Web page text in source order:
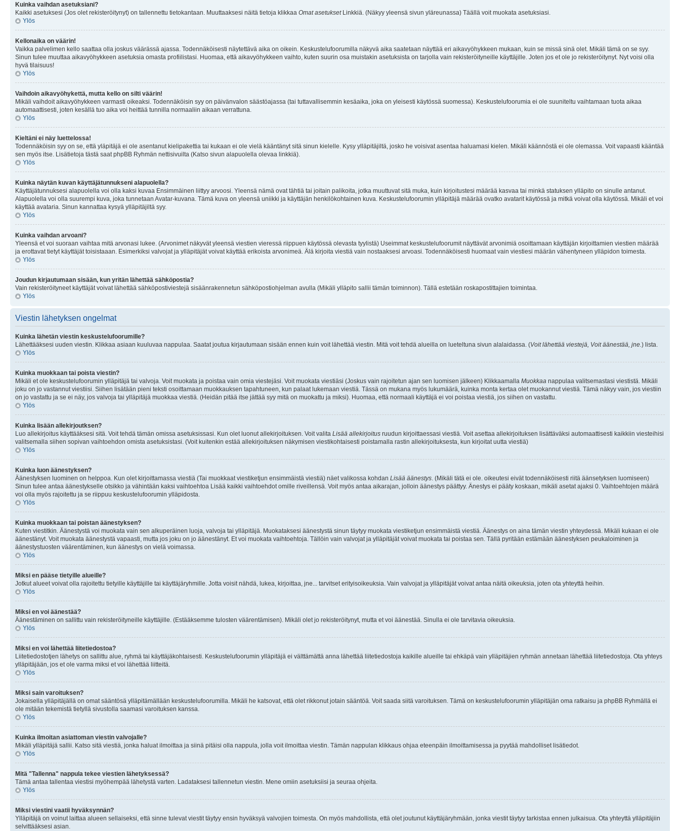
Kuinka vaihdan asetuksiani?
Kaikki asetuksesi (Jos olet rekisteröitynyt) on tallennettu tietokantaan. Muuttaaksesi näitä tietoja klikkaa Omat asetuksetLinkkiä. (Näkyy yleensä sivun yläreunassa) Täällä voit muokata asetuksiasi.
Ylös
Kellonaika on väärin!
Vaikka palvelimen kello saattaa olla joskus väärässä ajassa. Todennäköisesti näytettävä aika on oikein. Keskustelufoorumilla näkyvä aika saatetaan näyttää eri aikavyöhykkeen mukaan, kuin se missä sinä olet. Mikäli tämä on se syy.
Sinun tulee muuttaa aikavyöhykkeen asetuksia omasta profiilistasi. Huomaa, että aikavyöhykkeen vaihto, kuten suurin osa muistakin asetuksista on tarjolla vain rekisteröityneille käyttäjille. Joten jos et ole jo rekisteröitynyt. Nyt voisi olla
hyvä tilaisuus!
Ylös
Vaihdoin aikavyöhykettä, mutta kello on silti väärin!
Mikäli vaihdoit aikavyöhykkeen varmasti oikeaksi. Todennäköisin syy on päivänvalon säästöajassa (tai tuttavallisemmin kesäaika, joka on yleisesti käytössä suomessa). Keskustelufoorumia ei ole suuniteltu vaihtamaan tuota aikaa
automaattisesti, joten kesällä tuo aika voi heittää tunnilla normaaliin aikaan verrattuna.
Ylös
Kieltäni ei näy luettelossa!
Todennäköisin syy on se, että yläpitäjä ei ole asentanut kielipakettia tai kukaan ei ole vielä kääntänyt sitä sinun kielelle. Kysy ylläpitäjiltä, josko he voisivat asentaa haluamasi kielen. Mikäli käännöstä ei ole olemassa. Voit vapaasti kääntää
sen myös itse. Lisätietoja tästä saat phpBB Ryhmän nettisivuilta (Katso sivun alapuolella olevaa linkkiä).
Ylös
Kuinka näytän kuvan käyttäjätunnukseni alapuolella?
Käyttäjätunnuksesi alapuolella voi olla kaksi kuvaa Ensimmäinen liittyy arvoosi. Yleensä nämä ovat tähtiä tai joitain palikoita, jotka muuttuvat sitä muka, kuin kirjoitustesi määrää kasvaa tai minkä statuksen ylläpito on sinulle antanut.
Alapuolella voi olla suurempi kuva, joka tunnetaan Avatar-kuvana. Tämä kuva on yleensä uniikki ja käyttäjän henkilökohtainen kuva. Keskustelufoorumin ylläpitäjä määrää ovatko avatarit käytössä ja mitkä voivat olla käytössä. Mikäli et voi
käyttää avataria. Sinun kannattaa kysyä ylläpitäjiltä syy.
Ylös
Kuinka vaihdan arvoani?
Yleensä et voi suoraan vaihtaa mitä arvonasi lukee. (Arvonimet näkyvät yleensä viestien vieressä riippuen käytössä olevasta tyylistä) Useimmat keskustelufoorumit näyttävät arvonimiä osoittamaan käyttäjän kirjoittamien viestien määrää
ja erottavat tietyt käyttäjät toisistaaan. Esimerkiksi valvojat ja ylläpitäjät voivat käyttää erikoista arvonimeä. Älä kirjoita viestiä vain nostaaksesi arvoasi. Todennäköisesti huomaat vain viestiesi määrän vähentyneen ylläpidon toimesta.
Ylös
Joudun kirjautumaan sisään, kun yritän lähettää sähköpostia?
Vain rekisteröityneet käyttäjät voivat lähettää sähköpostiviestejä sisäänrakennetun sähköpostiohjelman avulla (Mikäli ylläpito sallii tämän toiminnon). Tällä estetään roskapostittajien toimintaa.
Ylös
Viestin lähetyksen ongelmat
Kuinka lähetän viestin keskustelufoorumille?
Lähettääksesi uuden viestin. Klikkaa asiaan kuuluvaa nappulaa. Saatat joutua kirjautumaan sisään ennen kuin voit lähettää viestin. Mitä voit tehdä alueilla on lueteltuna sivun alalaidassa. (Voit lähettää viestejä, Voit äänestää, jne. ) lista.
Ylös
Kuinka muokkaan tai poista viestin?
Mikäli et ole keskustelufoorumin ylläpitäjä tai valvoja. Voit muokata ja poistaa vain omia viestejäsi. Voit muokata viestiäsi (Joskus vain rajoitetun ajan sen luomisen jälkeen) Klikkaamalla Muokkaa nappulaa valitsemastasi viestistä. Mikäli
joku on jo vastannut viestiisi. Siihen lisätään pieni teksti osoittamaan muokkauksen tapahtuneen, kun palaat lukemaan viestiä. Tässä on mukana myös lukumäärä, kuinka monta kertaa olet muokannut viestiä. Tämä näkyy vain, jos viestiin
on jo vastattu ja se ei näy, jos valvoja tai ylläpitäjä muokkaa viestiä. (Heidän pitää itse jättää syy mitä on muokattu ja miksi). Huomaa, että normaali käyttäjä ei voi poistaa viestiä, jos siihen on vastattu.
Ylös
Kuinka lisään allekirjoutksen?
Luo allekirjoitus käyttääksesi sitä. Voit tehdä tämän omissa asetuksissasi. Kun olet luonut allekirjoituksen. Voit valita Lisää allekirjoitus ruudun kirjoittaessasi viestiä. Voit asettaa allekirjoituksen lisättäväksi automaattisesti kaikkiin viesteihisi
valitsemalla siihen sopivan vaihtoehdon omista asetuksistasi. (Voit kuitenkin estää allekirjoituksen näkymisen viestikohtaisesti poistamalla rastin allekirjoituksesta, kun kirjoitat uutta viestiä)
Ylös
Kuinka luon äänestyksen?
Äänestyksen luominen on helppoa. Kun olet kirjoittamassa viestiä (Tai muokkaat viestiketjun ensimmäistä viestiä) näet valikossa kohdan Lisää äänestys . (Mikäli tätä ei ole. oikeutesi eivät todennäköisesti riitä äänsetyksen luomiseen)
Sinun tulee antaa äänestykselle otsikko ja vähintään kaksi vaihtoehtoa Lisää kaikki vaihtoehdot omille riveillensä. Voit myös antaa aikarajan, jolloin äänestys päättyy. Änestys ei pääty koskaan, mikäli asetat ajaksi 0. Vaihtoehtojen määrä
voi olla myös rajoitettu ja se riippuu keskustelufoorumin ylläpidosta.
Ylös
Kuinka muokkaan tai poistan äänestyksen?
Kuten viestitkin. Äänestystä voi muokata vain sen alkuperäinen luoja, valvoja tai ylläpitäjä. Muokataksesi äänestystä sinun täytyy muokata viestiketjun ensimmäistä viestiä. Äänestys on aina tämän viestin yhteydessä. Mikäli kukaan ei ole
äänestänyt. Voit muokata äänestystä vapaasti, mutta jos joku on jo äänestänyt. Et voi muokata vaihtoehtoja. Tällöin vain valvojat ja ylläpitäjät voivat muokata tai poistaa sen. Tällä pyritään estämään äänestyksen peukaloiminen ja
äänestystuosten väärentäminen, kun äänestys on vielä voimassa.
Ylös
Miksi en pääse tietyille alueille?
Jotkut alueet voivat olla rajoitettu tietyille käyttäjille tai käyttäjäryhmille. Jotta voisit nähdä, lukea, kirjoittaa, jne... tarvitset erityisoikeuksia. Vain valvojat ja ylläpitäjät voivat antaa näitä oikeuksia, joten ota yhteyttä heihin.
Ylös
Miksi en voi äänestää?
Äänestäminen on sallittu vain rekisteröityneille käyttäjille. (Estääksemme tulosten väärentämisen). Mikäli olet jo rekisteröitynyt, mutta et voi äänestää. Sinulla ei ole tarvitavia oikeuksia.
Ylös
Miksi en voi lähettää liitetiedostoa?
Liitetiedostotjen lähetys on sallittu alue, ryhmä tai käyttäjäkohtaisesti. Keskustelufoorumin ylläpitäjä ei välttämättä anna lähettää liitetiedostoja kaikille alueille tai ehkäpä vain ylläpitäjien ryhmän annetaan lähettää liitetiedostoja. Ota yhteys
ylläpitäjään, jos et ole varma miksi et voi lähettää liitteitä.
Ylös
Miksi sain varoituksen?
Jokaisella ylläpitäjällä on omat sääntösä ylläpitämällään keskustelufoorumilla. Mikäli he katsovat, että olet rikkonut jotain sääntöä. Voit saada siitä varoituksen. Tämä on keskustelufoorumin ylläpitäjän oma ratkaisu ja phpBB Ryhmällä ei
ole mitään tekemistä tietyllä sivustolla saamasi varoituksen kanssa.
Ylös
Kuinka ilmoitan asiattoman viestin valvojalle?
Mikäli ylläpitäjä sallii. Katso sitä viestiä, jonka haluat ilmoittaa ja siinä pitäisi olla nappula, jolla voit ilmoittaa viestin. Tämän nappulan klikkaus ohjaa eteenpäin ilmoittamisessa ja pyytää mahdolliset lisätiedot.
Ylös
Mitä "Tallenna" nappula tekee viestien lähetyksessä?
Tämä antaa tallentaa viestisi myöhempää lähetystä varten. Ladataksesi tallennetun viestin. Mene omiin asetuksiisi ja seuraa ohjeita.
Ylös
Miksi viestini vaatii hyväksynnän?
Ylläpitäjä on voinut laittaa alueen sellaiseksi, että sinne tulevat viestit täytyy ensin hyväksyä valvojien toimesta. On myös mahdollista, että olet joutunut käyttäjäryhmään, jonka viestit täytyy tarkistaa ennen julkaisua. Ota yhteyttä ylläpitäjiin
selvittääksesi asian.